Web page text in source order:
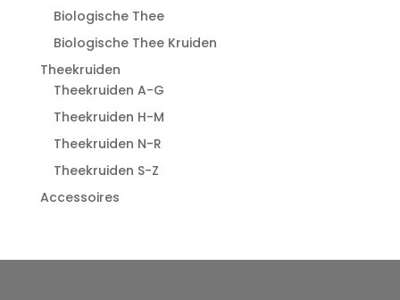
Biologische Thee
Biologische Thee Kruiden
Theekruiden
Theekruiden A-G
Theekruiden H-M
Theekruiden N-R
Theekruiden S-Z
Accessoires